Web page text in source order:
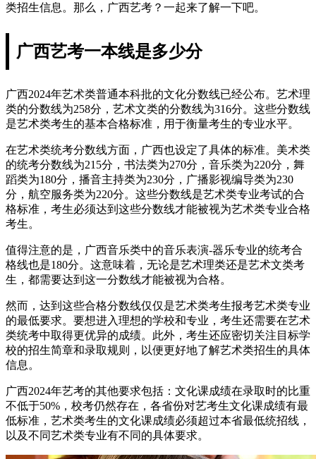
类招生信息。那么，广西艺考？一起来了解一下吧。
广西艺考一本线是多少分
广西2024年艺术类普通本科批的文化分数线已经公布。艺术理
类的分数线为258分，艺术文类的分数线为316分。这些分数线
是艺术类考生的基本合格标准，用于衡量考生的专业水平。
在艺术类统考分数线方面，广西也设定了具体的标准。美术类
的统考分数线为215分，书法类为270分，音乐类为220分，舞
蹈类为180分，播音主持类为230分，广播影视编导类为230
分，航空服务类为220分。这些分数线是艺术类专业考试的合
格标准，考生必须达到这些分数线才能被视为艺术类专业合格
考生。
值得注意的是，广西音乐类中的音乐表演-器乐专业的统考合
格线也是180分。这意味着，无论是艺术理类还是艺术文类考
生，都需要达到这一分数线才能被视为合格。
然而，达到这些合格分数线仅仅是艺术类考生报考艺术类专业
的最低要求。要想进入理想的学校和专业，考生还需要在艺术
类统考中取得更优异的成绩。此外，考生还应密切关注目标学
校的招生简章和录取规则，以便更好地了解艺术类招生的具体
信息。
广西2024年艺考的其他要求包括：文化课成绩在录取时的比重
不低于50%，校考仍然存在，各省份对艺考生文化课成绩有最
低标准，艺术类考生的文化课成绩必须超过本省最低统招线，
以及不同艺术类专业有不同的具体要求。